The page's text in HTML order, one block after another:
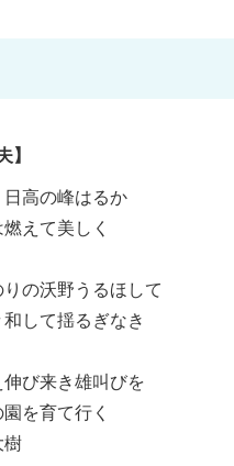
】
高の峰はるか
えて美しく
の沃野うるほして
して揺るぎなき
び来き雄叫びを
を育て行く
樹